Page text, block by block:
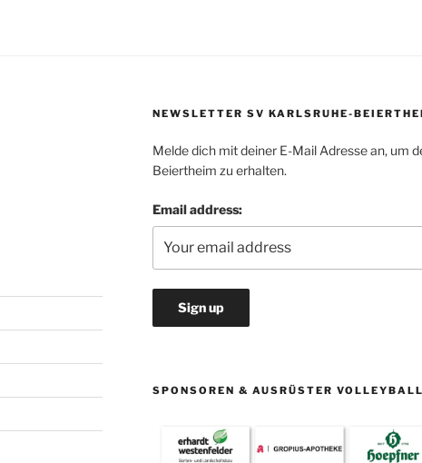
NEWSLETTER SV KARLSRUHE-
Melde dich mit deiner E-Mail Adresse an, um
Beiertheim zu erhalten.
Email address:
SPONSOREN & AUSRÜSTER